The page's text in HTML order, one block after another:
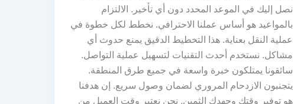
نصل إليك في الموعد المحدد دون أي تأخير. الالتزام
بالمواعيد هو أساس عملنا الاحترافي. نخطط لكل خطوة في
عملية النقل بعناية. هذا التخطيط الدقيق يمنع حدوث أي
مشاكل. نستخدم أحدث التقنيات لتسهيل عملية التواصل.
سائقونا يمتلكون خبرة واسعة في جميع طرق المنطقة.
يتجنبون الازدحام المروري لضمان وصول سريع. إن هدفنا
هو توفير وقتك وجهدك الثمين. نحن نعتبر وقت العميل من